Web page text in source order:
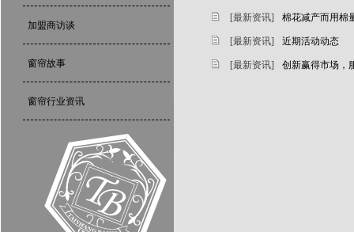
加盟商访谈
窗帘故事
窗帘行业资讯
[最新资讯] 棉花减产而用棉
[最新资讯] 近期活动动态
[最新资讯] 创新赢得市场，